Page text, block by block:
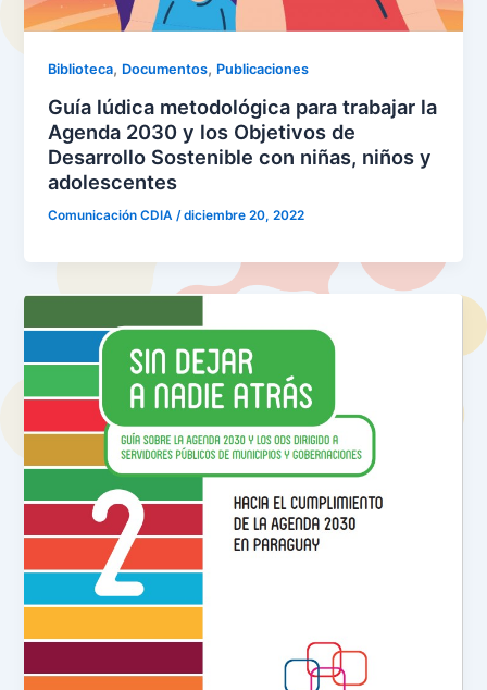
Biblioteca, Documentos, Publicaciones
Guía lúdica metodológica para trabajar la
Agenda 2030 y los Objetivos de
Desarrollo Sostenible con niñas, niños y
adolescentes
Comunicación CDIA /diciembre 20, 2022